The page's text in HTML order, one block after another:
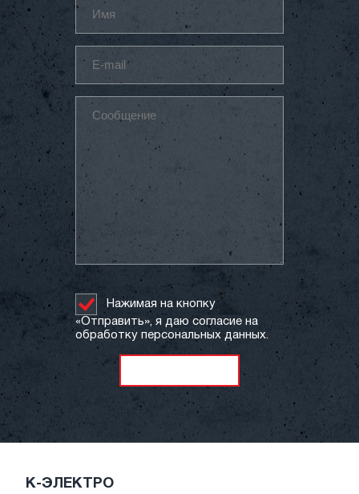
Нажимая на кнопку
«Отправить», я даю согласие на
обработку персональных данных.
К-ЭЛЕКТРО